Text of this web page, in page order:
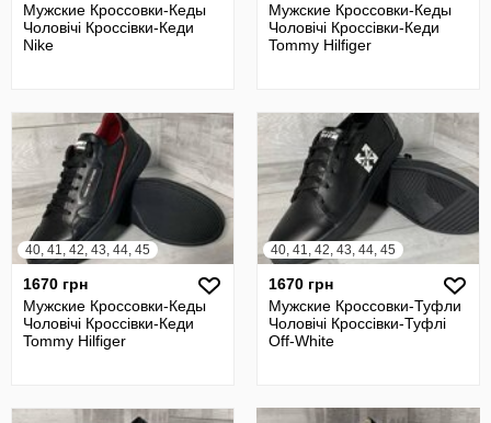
Мужские Кроссовки-Кеды
Чоловічі Кроссівки-Кеди
Nike
Мужские Кроссовки-Кеды
Чоловічі Кроссівки-Кеди
Tommy Hilfiger
40, 41, 42, 43, 44, 45
1670 грн
Мужские Кроссовки-Кеды
Чоловічі Кроссівки-Кеди
Tommy Hilfiger
40, 41, 42, 43, 44, 45
1670 грн
Мужские Кроссовки-Туфли
Чоловічі Кроссівки-Туфлі
Off-White